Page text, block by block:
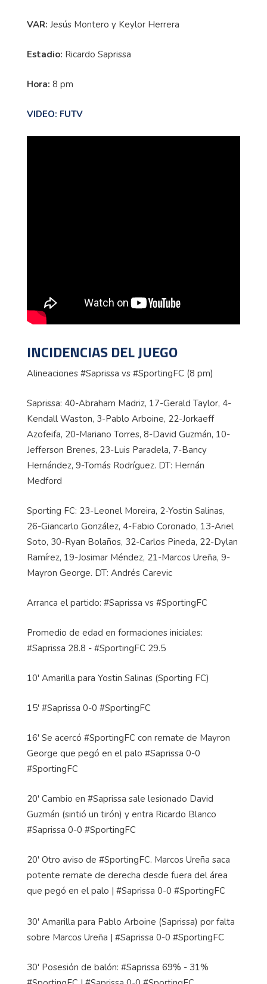
VAR: Jesús Montero y Keylor Herrera
Estadio: Ricardo Saprissa
Hora: 8 pm
VIDEO: FUTV
INCIDENCIAS DEL JUEGO
Alineaciones #Saprissa vs #SportingFC (8 pm)
Saprissa: 40-Abraham Madriz, 17-Gerald Taylor, 4-
Kendall Waston, 3-Pablo Arboine, 22-Jorkaeff
Azofeifa, 20-Mariano Torres, 8-David Guzmán, 10-
Jefferson Brenes, 23-Luis Paradela, 7-Bancy
Hernández, 9-Tomás Rodríguez. DT: Hernán
Medford
Sporting FC: 23-Leonel Moreira, 2-Yostin Salinas,
26-Giancarlo González, 4-Fabio Coronado, 13-Ariel
Soto, 30-Ryan Bolaños, 32-Carlos Pineda, 22-Dylan
Ramírez, 19-Josimar Méndez, 21-Marcos Ureña, 9-
Mayron George. DT: Andrés Carevic
Arranca el partido: #Saprissa vs #SportingFC
Promedio de edad en formaciones iniciales:
#Saprissa 28.8 - #SportingFC 29.5
10' Amarilla para Yostin Salinas (Sporting FC)
15' #Saprissa 0-0 #SportingFC
16' Se acercó #SportingFC con remate de Mayron
George que pegó en el palo #Saprissa 0-0
#SportingFC
20' Cambio en #Saprissa sale lesionado David
Guzmán (sintió un tirón) y entra Ricardo Blanco
#Saprissa 0-0 #SportingFC
20' Otro aviso de #SportingFC. Marcos Ureña saca
potente remate de derecha desde fuera del área
que pegó en el palo | #Saprissa 0-0 #SportingFC
30' Amarilla para Pablo Arboine (Saprissa) por falta
sobre Marcos Ureña | #Saprissa 0-0 #SportingFC
30' Posesión de balón: #Saprissa 69% - 31%